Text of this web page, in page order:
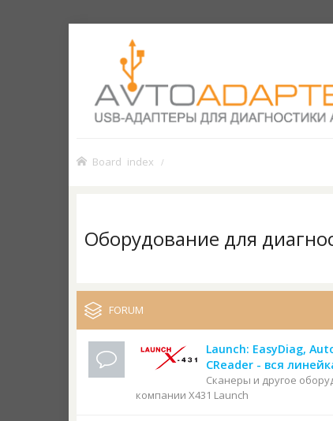
Board index
Оборудование для
FORUM
Launch: EasyDiag,
CReader - вся
Сканеры и другое
компании X431 Launch